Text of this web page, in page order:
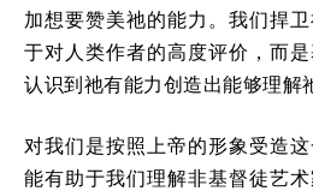
加想要赞美祂的能力。我们捍
于对人类作者的高度评价，而
认识到祂有能力创造出能够理解
对我们是按照上帝的形象受造
能有助于我们理解非基督徒艺